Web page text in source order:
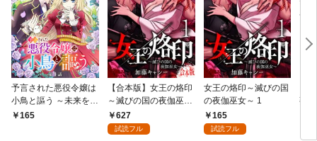
予言された悪役令嬢は
小鳥と謳う ～未来を知
る専属執事に「君を救
165
【合本版】女王の烙印
～滅びの国の夜伽巫女
～ 1627
試読フル
女王の烙印～滅びの国
の夜伽巫女～ 1
165
試読フル
熟